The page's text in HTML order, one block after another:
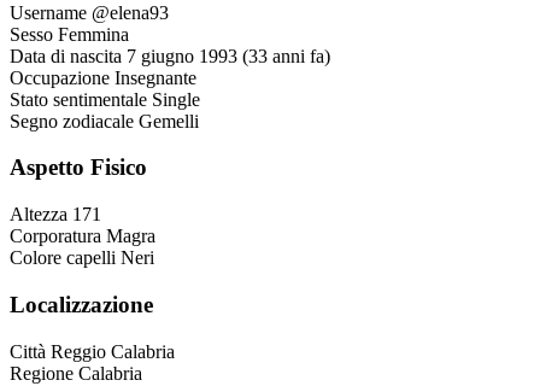
Username @elena93
Sesso Femmina
Data di nascita 7 giugno 1993 (33 anni fa)
Occupazione Insegnante
Stato sentimentale Single
Segno zodiacale Gemelli
Aspetto Fisico
Altezza 171
Corporatura Magra
Colore capelli Neri
Localizzazione
Città Reggio Calabria
Regione Calabria